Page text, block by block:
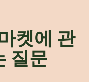
켓에 관
질문